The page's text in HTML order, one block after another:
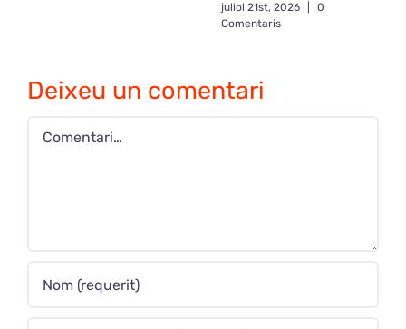
juliol 21st, 2026
0
Comentaris
Deixeu un comentari
Comment